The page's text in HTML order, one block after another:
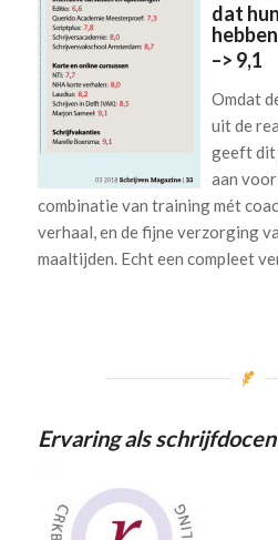
dat
–> 9,1
Omdat
uit de
geeft dit
aan voor
combinatie van training mét
verhaal, en de fijne verzorging
maaltijden. Echt een compleet
Ervaring als